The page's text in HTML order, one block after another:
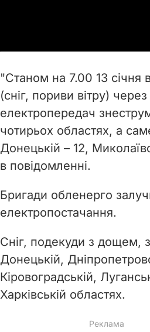
"Станом на 7.00 13 січня
(сніг, пориви вітру)
електропередач
чотирьох областях, а
Донецькій – 12,
в повідомленні.
Бригади обленерго
електропостачання.
Сніг, подекуди з дощем,
Донецькій,
Кіровоградській,
Харківській областях.